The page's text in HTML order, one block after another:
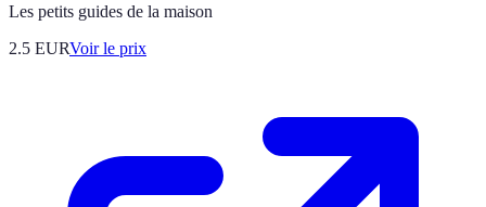
Les petits guides de la maison
2.5 EURVoir le prix